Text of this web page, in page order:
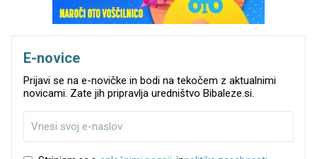
E-novice
Prijavi se na e-novičke in bodi na tekočem z aktualnimi
novicami. Zate jih pripravlja uredništvo Bibaleze.si.